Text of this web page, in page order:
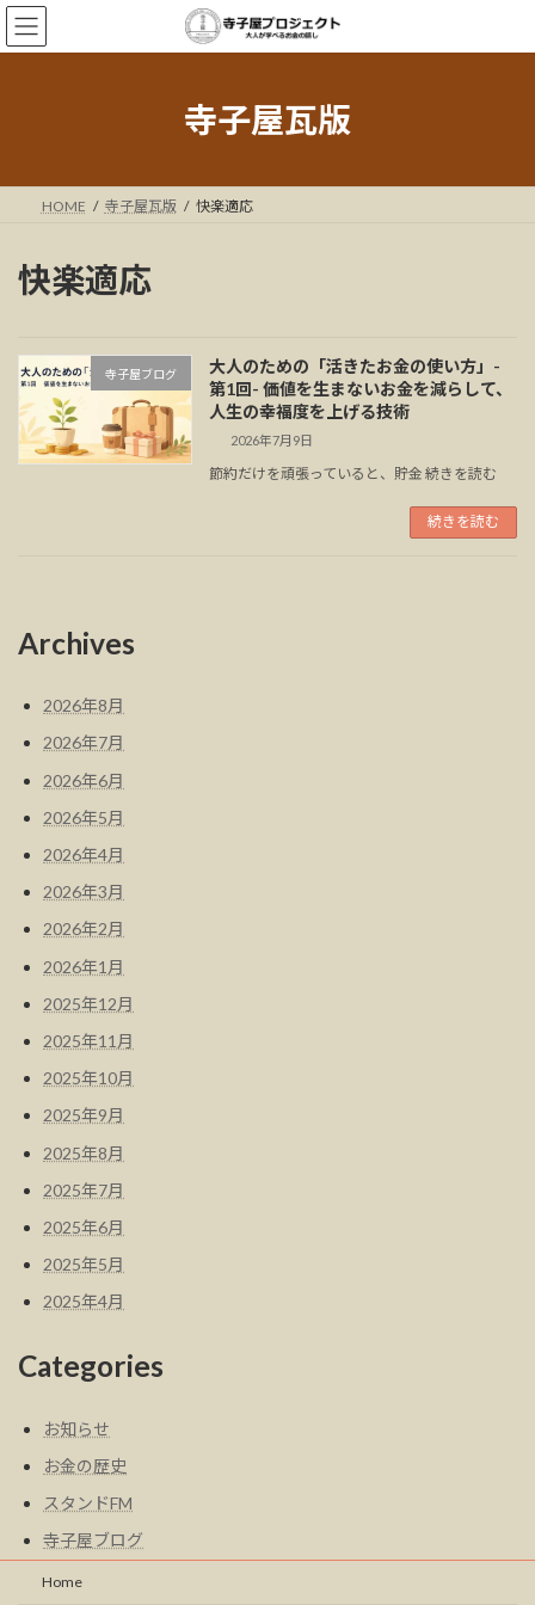
コ
ン
テ
ナ
ビ
ゲ
寺子屋瓦版
HOME 寺子屋瓦版 快楽適応
快楽適応
寺子屋ブログ
大人のための「活きたお金の使い方」-
第1回- 価値を生まないお金を減らして、
人生の幸福度を上げる技術
2026年7月9日
節約だけを頑張っていると、貯金 続きを読む
続きを読む
Archives
2026年8月
2026年7月
2026年6月
2026年5月
2026年4月
2026年3月
2026年2月
2026年1月
2025年12月
2025年11月
2025年10月
2025年9月
2025年8月
2025年7月
2025年6月
2025年5月
2025年4月
Categories
お知らせ
お金の歴史
スタンドFM
寺子屋ブログ
Home